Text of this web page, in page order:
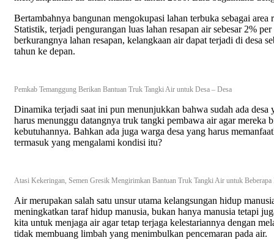
Bertambahnya bangunan mengokupasi lahan terbuka sebagai area
Statistik, terjadi pengurangan luas lahan resapan air sebesar 2%
berkurangnya lahan resapan, kelangkaan air dapat terjadi di desa
tahun ke depan.
Pemkab Temanggung Berikan Bantuan Truk Tangki Air untuk Desa – Desa
Dinamika terjadi saat ini pun menunjukkan bahwa sudah ada desa
harus menunggu datangnya truk tangki pembawa air agar mereka
kebutuhannya. Bahkan ada juga warga desa yang harus
termasuk yang mengalami kondisi itu?
Atasi Kekeringan, Semen Gresik Mengirimkan Bantuan Truk Tangki Air untuk Beberapa
Air merupakan salah satu unsur utama kelangsungan hidup
meningkatkan taraf hidup manusia, bukan hanya manusia tetapi
kita untuk menjaga air agar tetap terjaga kelestariannya dengan
tidak membuang limbah yang menimbulkan pencemaran pada air.